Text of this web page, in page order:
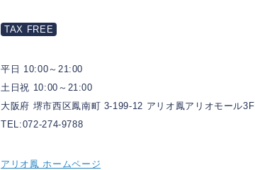
TAX FREE
平日 10:00～21:00
土日祝 10:00～21:00
大阪府 堺市西区鳳南町 3-199-12 アリオ鳳アリオモール3F
TEL:072-274-9788
アリオ鳳 ホームページ